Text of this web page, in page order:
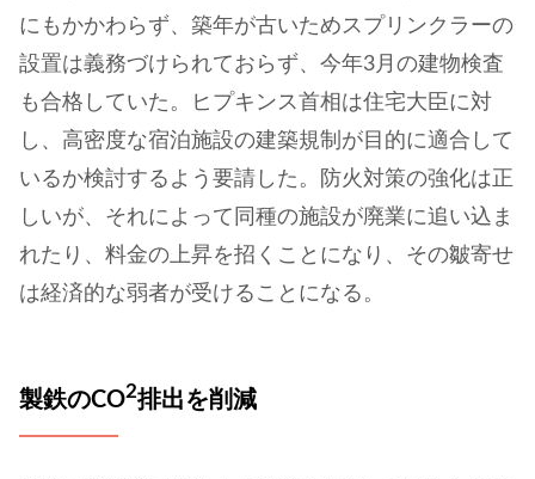
にもかかわらず、築年が古いためスプリンクラーの
設置は義務づけられておらず、今年3月の建物検査
も合格していた。ヒプキンス首相は住宅大臣に対
し、高密度な宿泊施設の建築規制が目的に適合して
いるか検討するよう要請した。防火対策の強化は正
しいが、それによって同種の施設が廃業に追い込ま
れたり、料金の上昇を招くことになり、その皺寄せ
は経済的な弱者が受けることになる。
製鉄のCO2排出を削減